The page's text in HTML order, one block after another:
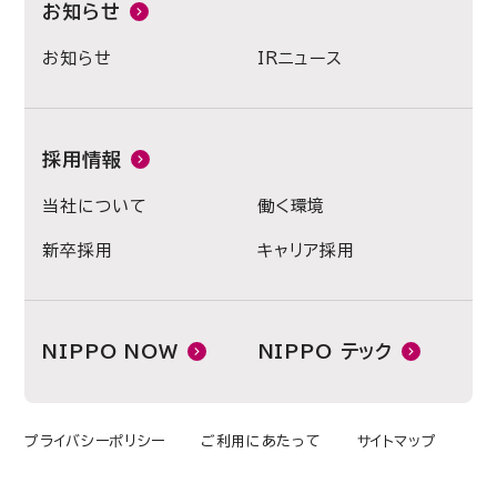
お知らせ
お知らせ IRニュース
採用情報
当社について 働く環境
新卒採用 キャリア採用
NIPPO NOW NIPPO テック
プライバシーポリシー ご利用にあたって サイトマップ